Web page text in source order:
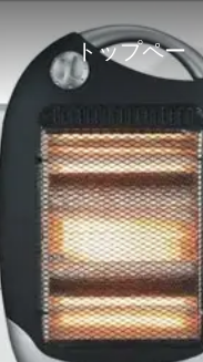
トップペー
ジ